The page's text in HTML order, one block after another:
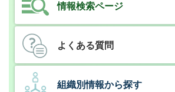
情報検索ページ
よくある質問
組織別情報から探す